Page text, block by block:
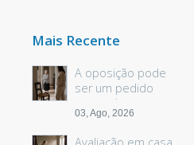
Mais Recente
A oposição pode
ser um pedido
sem palavras
03, Ago, 2026